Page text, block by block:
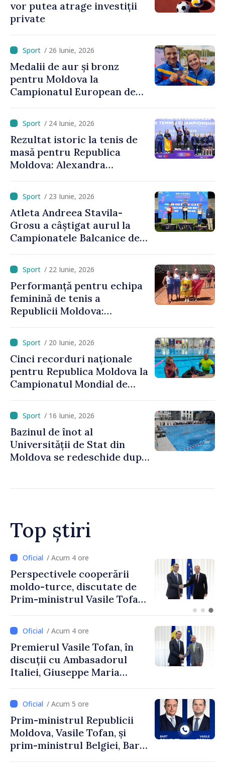
vor putea atrage investiții
private
/ 26 Iunie, 2026
Medalii de aur și bronz
pentru Moldova la
Campionatul European de
devenit campioană
europeană/ 24 Iunie, 2026
Rezultat istoric la tenis de
masă pentru Republica
Moldova: Alexandra
de bronz la Campionatele
Europene/ 23 Iunie, 2026
Atleta Andreea Stavila-
Grosu a câștigat aurul la
Campionatele Balcanice de
/ 22 Iunie, 2026
Performanță pentru echipa
feminină de tenis a
Republicii Moldova:
după o pauză de 25 de ani
/ 20 Iunie, 2026
Cinci recorduri naționale
pentru Republica Moldova la
Campionatul Mondial de
/ 16 Iunie, 2026
Bazinul de înot al
Universității de Stat din
Moldova se redeschide după
Top știri
/ Acum 2 ore
Forumul Diasporei //
Republica Moldova,
promovată în Elveția prin
exporturi
/ Acum 4 ore
Premierul Vasile Tofan, în
discuții cu Ambasadorul
Italiei, Giuseppe Maria
/ Acum 5 ore
Prim-ministrul Republicii
Moldova, Vasile Tofan, și
prim-ministrul Belgiei, Bart